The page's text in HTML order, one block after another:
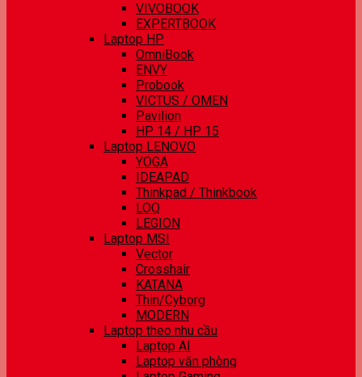
VIVOBOOK
EXPERTBOOK
Laptop HP
OmniBook
ENVY
Probook
VICTUS / OMEN
Pavilion
HP 14 / HP 15
Laptop LENOVO
YOGA
IDEAPAD
Thinkpad / Thinkbook
LOQ
LEGION
Laptop MSI
Vector
Crosshair
KATANA
Thin/Cyborg
MODERN
Laptop theo nhu cầu
Laptop AI
Laptop văn phòng